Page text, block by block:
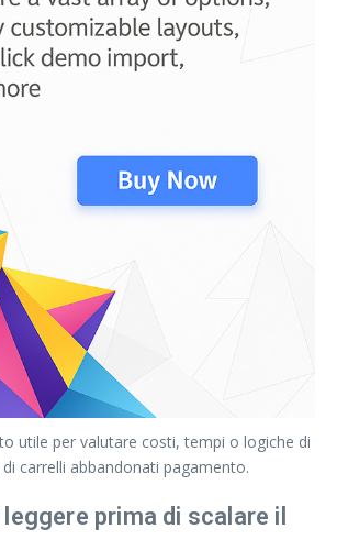
utile per valutare costi, tempi o logiche di
carrelli abbandonati pagamento.
prima di scalare il